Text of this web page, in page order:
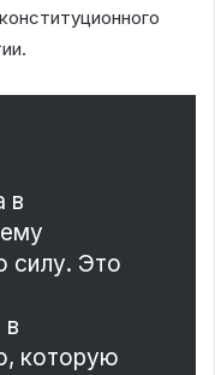
в
силу. Это
в
которую